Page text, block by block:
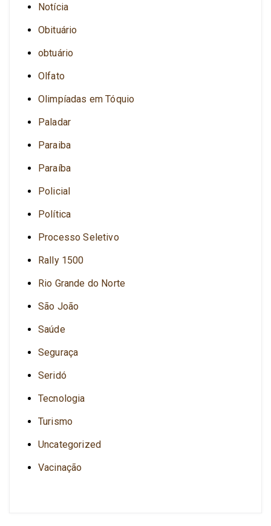
Notícia
Obituário
obtuário
Olfato
Olimpíadas em Tóquio
Paladar
Paraiba
Paraíba
Policial
Política
Processo Seletivo
Rally 1500
Rio Grande do Norte
São João
Saúde
Seguraça
Seridó
Tecnologia
Turismo
Uncategorized
Vacinação